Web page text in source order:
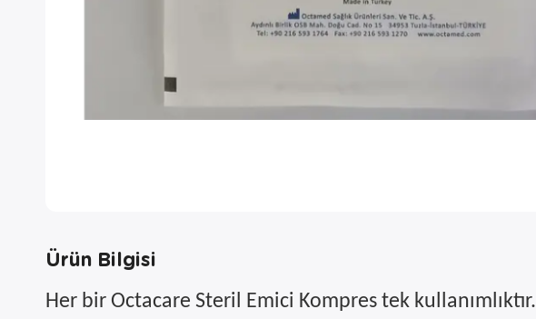
Ürün Bilgisi
Her bir Octacare Steril Emici Kompres tek kullanımlıktır.